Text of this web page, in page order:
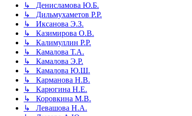
↳ Денисламова Ю.Б.
↳ Дильмухаметов Р.Р.
↳ Иксанова Э.З.
↳ Казимирова О.В.
↳ Калимуллин Р.Р.
↳ Камалова Т.А.
↳ Камалова Э.Р.
↳ Камалова Ю.Ш.
↳ Карманова Н.В.
↳ Карюгина Н.Е.
↳ Коровкина М.В.
↳ Левашова Н.А.